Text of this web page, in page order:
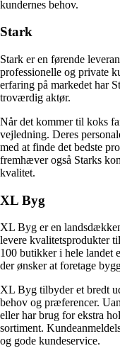
kundernes behov.
Stark
Stark er en førende
professionelle og private
erfaring på markedet har
troværdig aktør.
Når det kommer til koks
vejledning. Deres
med at finde det bedste
fremhæver også Starks
kvalitet.
XL Byg
XL Byg er en
levere kvalitetsprodukter
100 butikker i hele landet
der ønsker at foretage
XL Byg tilbyder et bredt
behov og præferencer.
eller har brug for ekstra
sortiment.
og gode kundeservice.